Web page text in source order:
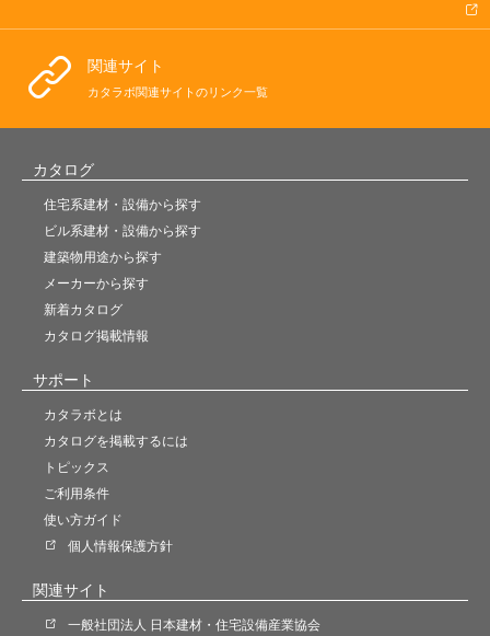
関連サイト
カタラボ関連サイトのリンク一覧
カタログ
住宅系建材・設備から探す
ビル系建材・設備から探す
建築物用途から探す
メーカーから探す
新着カタログ
カタログ掲載情報
サポート
カタラボとは
カタログを掲載するには
トピックス
ご利用条件
使い方ガイド
個人情報保護方針
関連サイト
一般社団法人 日本建材・住宅設備産業協会